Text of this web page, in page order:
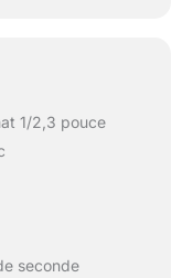
1/2,3 pouce
seconde